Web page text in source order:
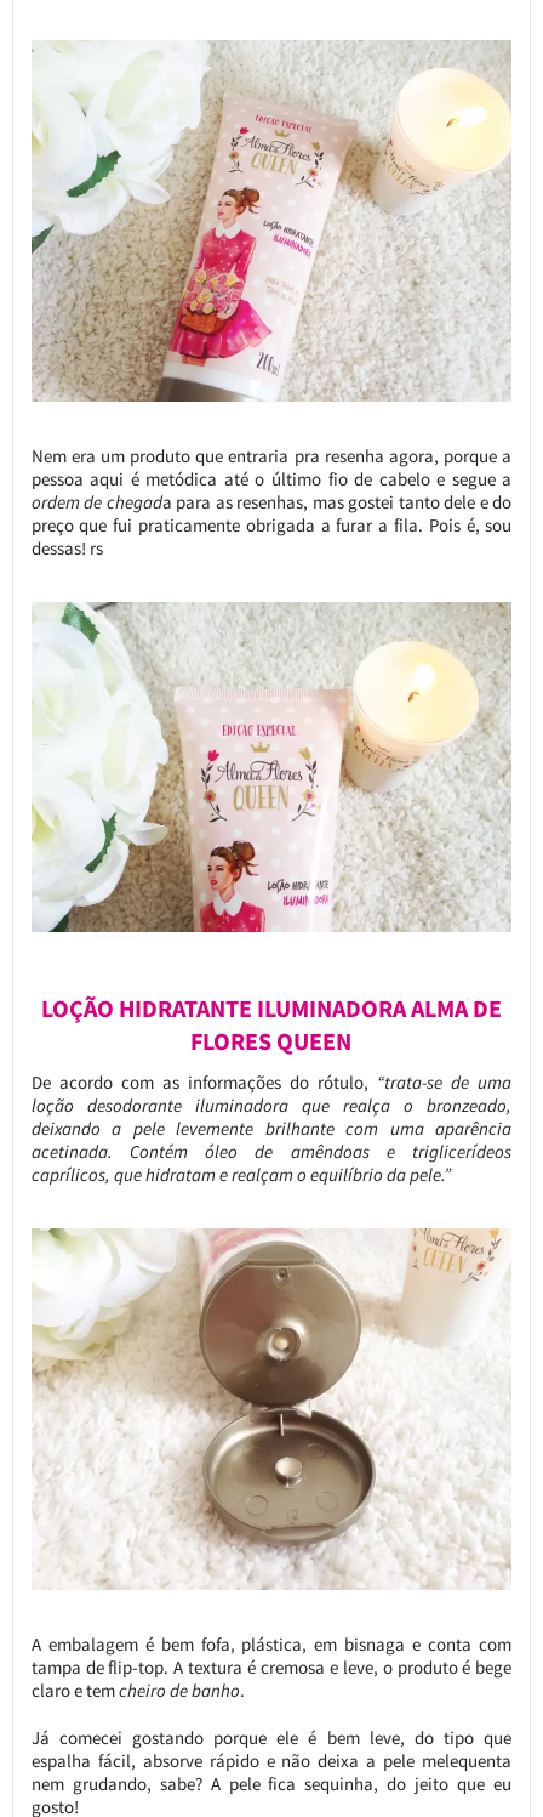
Nem era um produto que entraria pra resenha agora, porque a
pessoa aqui é metódica até o último fio de cabelo e segue a
ordem de chegada para as resenhas, mas gostei tanto dele e do
preço que fui praticamente obrigada a furar a fila. Pois é, sou
dessas! rs
LOÇÃO HIDRATANTE ILUMINADORA ALMA DE
FLORES QUEEN
De acordo com as informações do rótulo, “trata-se de uma
loção desodorante iluminadora que realça o bronzeado,
deixando a pele levemente brilhante com uma aparência
acetinada. Contém óleo de amêndoas e triglicerídeos
caprílicos, que hidratam e realçam o equilíbrio da pele.”
A embalagem é bem fofa, plástica, em bisnaga e conta com
tampa de flip-top. A textura é cremosa e leve, o produto é bege
claro e temcheiro de banho.
Já comecei gostando porque ele é bem leve, do tipo que
espalha fácil, absorve rápido e não deixa a pele melequenta
nem grudando, sabe? A pele fica sequinha, do jeito que eu
gosto!